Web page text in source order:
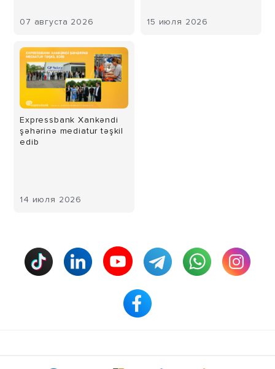
07 августа 2026 15 июля 2026
Expressbank Xankəndi
şəhərinə mediatur təşkil
edib
14 июля 2026